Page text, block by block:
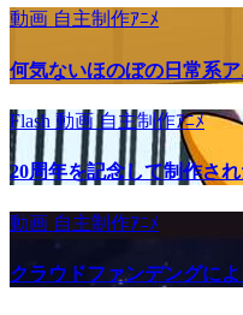
動画 自主制作ｱﾆﾒ
何気ないほのぼの日常系
Flash 動画自主制作ｱﾆﾒ
20周年を記念して制作さ
動画 自主制作ｱﾆﾒ
クラウドファンデングに